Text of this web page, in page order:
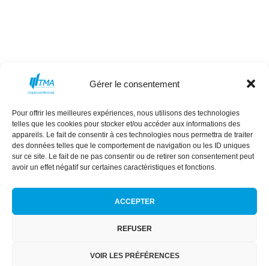
Gérer le consentement
Pour offrir les meilleures expériences, nous utilisons des technologies
telles que les cookies pour stocker et/ou accéder aux informations des
appareils. Le fait de consentir à ces technologies nous permettra de traiter
des données telles que le comportement de navigation ou les ID uniques
sur ce site. Le fait de ne pas consentir ou de retirer son consentement peut
avoir un effet négatif sur certaines caractéristiques et fonctions.
ACCEPTER
REFUSER
VOIR LES PRÉFÉRENCES
MISSION CONSEIL D’ADMINISTRATION
COMMANDITAIRES ÉVÈNEMENTS
NEXT GEN RÉSEAU DES FEMMES
Politique de confidentialité